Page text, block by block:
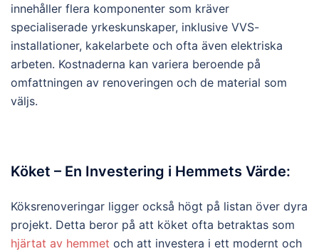
innehåller flera komponenter som kräver
specialiserade yrkeskunskaper, inklusive VVS-
installationer, kakelarbete och ofta även elektriska
arbeten. Kostnaderna kan variera beroende på
omfattningen av renoveringen och de material som
väljs.
Köket – En Investering i Hemmets Värde:
Köksrenoveringar ligger också högt på listan över dyra
projekt. Detta beror på att köket ofta betraktas som
hjärtat av hemmet och att investera i ett modernt och